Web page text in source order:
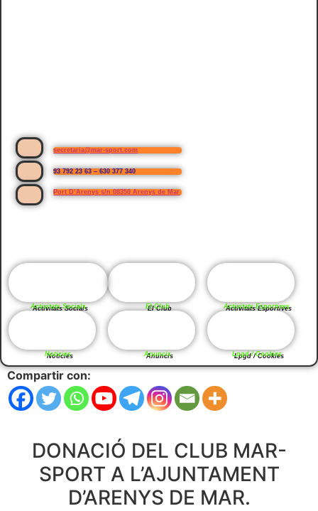
secretaria@mar-sport.com
93 792 23 63 – 630 377 340
Port D’Arenys s/n 08350 Arenys de Mar
Activitats Socials El Club Activitats Esportives
Noticies Anuncis Lpgd / Cookies
Compartir con:
DONACIÓ DEL CLUB MAR-
SPORT A L’AJUNTAMENT
D’ARENYS DE MAR.